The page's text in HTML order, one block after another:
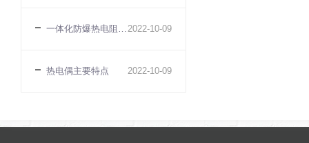
2022-10-09
一体化防爆热电阻知识指南
2022-10-09
热电偶主要特点